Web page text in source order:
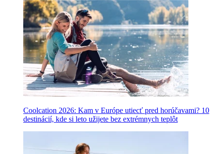
Coolcation 2026: Kam v Európe utiecť pred horúčavami? 10
destinácií, kde si leto užijete bez extrémnych teplôt